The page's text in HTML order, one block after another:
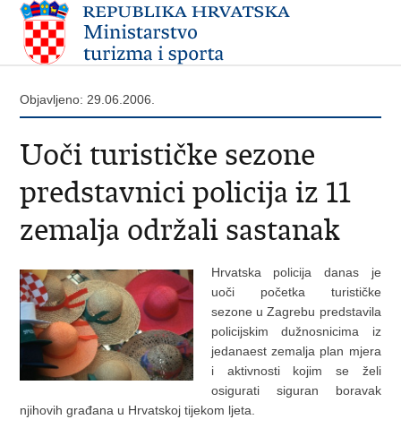
Objavljeno: 29.06.2006.
Uoči turističke sezone
predstavnici policija iz 11
zemalja održali sastanak
Hrvatska policija danas je
uoči početka turističke
sezone u Zagrebu predstavila
policijskim dužnosnicima iz
jedanaest zemalja plan mjera
i aktivnosti kojim se želi
osigurati siguran boravak
njihovih građana u Hrvatskoj tijekom ljeta.